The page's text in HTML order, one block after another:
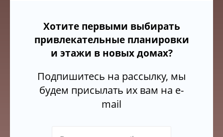
Хотите первыми выбирать
привлекательные планировки
и этажи в новых домах?
Подпишитесь на рассылку, мы
будем присылать их вам на e-
mail